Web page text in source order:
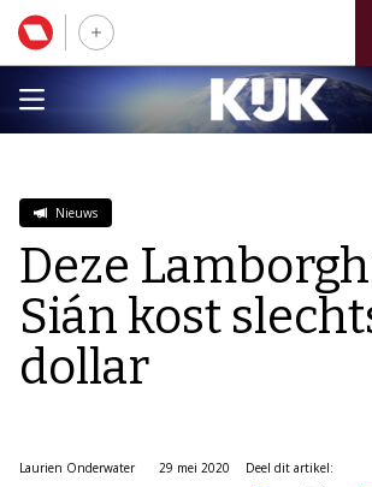
Nieuws
Deze
Sián kost
dollar
Laurien Onderwater
29 mei 2020
Deel dit artikel: